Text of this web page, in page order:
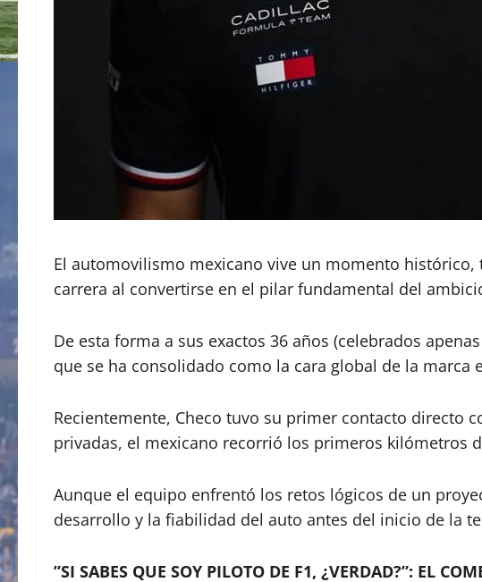
El automovilismo mexicano vive un momento histórico,
carrera al convertirse en el pilar fundamental del
De esta forma a sus exactos 36 años (celebrados
que se ha consolidado como la cara global de la marca
​​Recientemente, Checo tuvo su primer contacto directo
privadas, el mexicano recorrió los primeros kilómetros
Aunque el equipo enfrentó los retos lógicos de un
desarrollo y la fiabilidad del auto antes del inicio de la
​”SI SABES QUE SOY PILOTO DE F1, ¿VERDAD?”: EL